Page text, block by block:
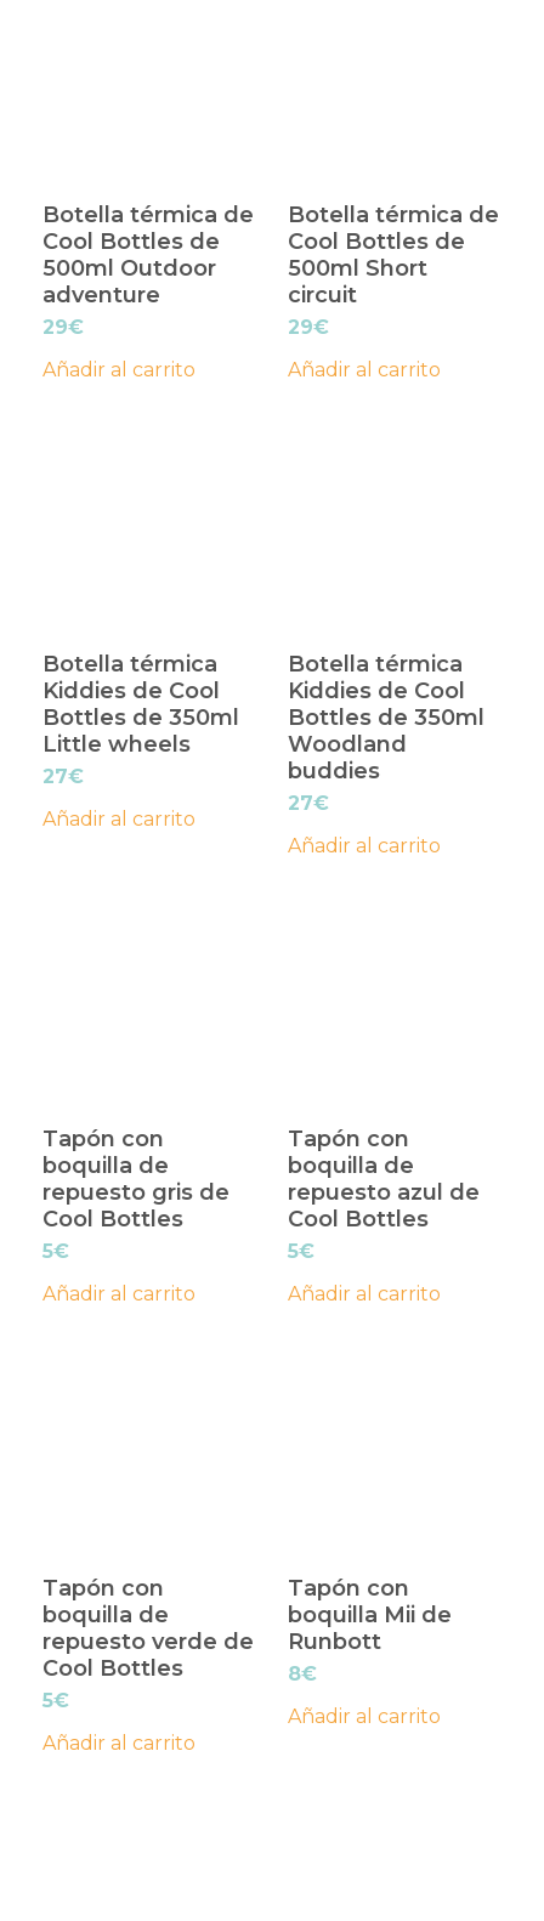
Botella térmica de
Cool Bottles de
500ml Outdoor
adventure
29€
Añadir al carrito
Botella térmica de
Cool Bottles de
500ml Short
circuit
29€
Añadir al carrito
Botella térmica
Kiddies de Cool
Bottles de 350ml
Little wheels
27€
Añadir al carrito
Botella térmica
Kiddies de Cool
Bottles de 350ml
Woodland
buddies
27€
Añadir al carrito
Tapón con
boquilla de
repuesto gris de
Cool Bottles
5€
Añadir al carrito
Tapón con
boquilla de
repuesto azul de
Cool Bottles
5€
Añadir al carrito
Tapón con
boquilla de
repuesto verde de
Cool Bottles
5€
Añadir al carrito
Tapón con
boquilla Mii de
Runbott
8€
Añadir al carrito